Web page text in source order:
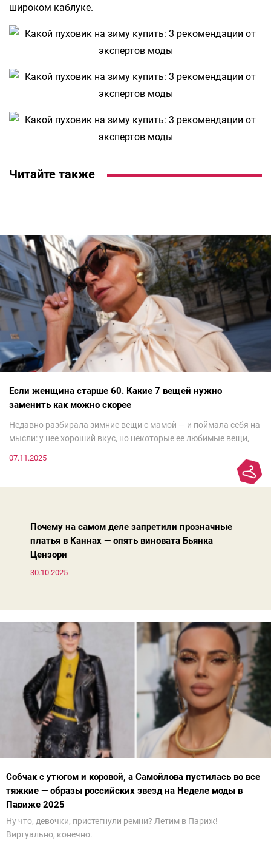
широком каблуке.
Читайте также
Если женщина старше 60. Какие 7 вещей нужно
заменить как можно скорее
Недавно разбирала зимние вещи с мамой — и поймала себя на
мысли: у нее хороший вкус, но некоторые ее любимые вещи,
моды. Вовсе нет.Проблема в том, что сама мода сделала шаг
07.11.2025
Почему на самом деле запретили прозначные
платья в Каннах — опять виновата Бьянка
Цензори
30.10.2025
Собчак с утюгом и коровой, а Самойлова пустилась во все
тяжкие — образы российских звезд на Неделе моды в
Париже 2025
Ну что, девочки, пристегнули ремни? Летим в Париж!
Виртуально, конечно.